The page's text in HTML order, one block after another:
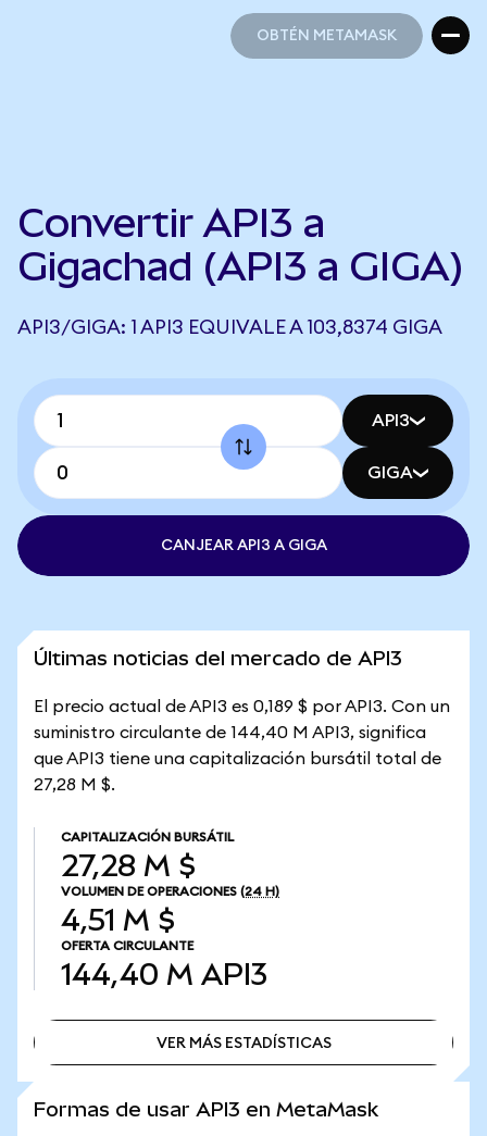
OBTÉN METAMASK
Convertir API3 a
Gigachad (API3 a GIGA)
API3/GIGA: 1 API3 EQUIVALE A 103,8374 GIGA
API3
GIGA
CANJEAR API3 A GIGA
Últimas noticias del mercado de API3
El precio actual de API3 es 0,189 $ por API3. Con un
suministro circulante de 144,40 M API3, significa
que API3 tiene una capitalización bursátil total de
27,28 M $.
CAPITALIZACIÓN BURSÁTIL
27,28 M $
VOLUMEN DE OPERACIONES (24 H)
4,51 M $
OFERTA CIRCULANTE
144,40 M API3
VER MÁS ESTADÍSTICAS
Formas de usar API3 en MetaMask